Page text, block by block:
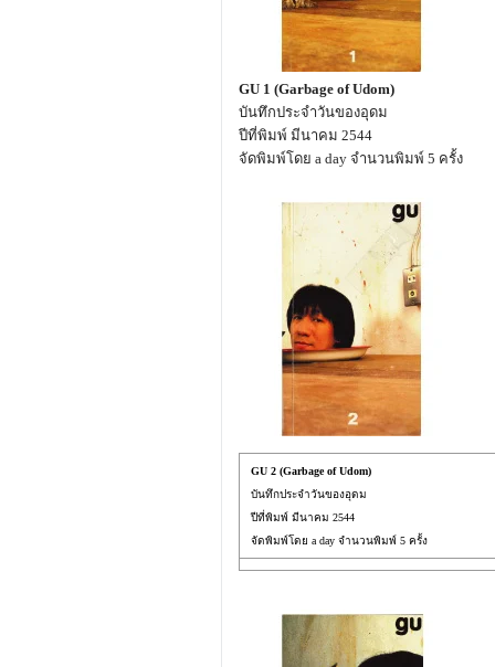
GU 1 (Garbage of Udom)
บันทึกประจำวันของอุดม
ปีที่พิมพ์ มีนาคม 2544
จัดพิมพ์โดย a day จำนวนพิมพ์ 5 ครั้ง
GU 2 (Garbage of Udom)
บันทึกประจำวันของอุดม
ปีที่พิมพ์ มีนาคม 2544
จัดพิมพ์โดย a day จำนวนพิมพ์ 5 ครั้ง